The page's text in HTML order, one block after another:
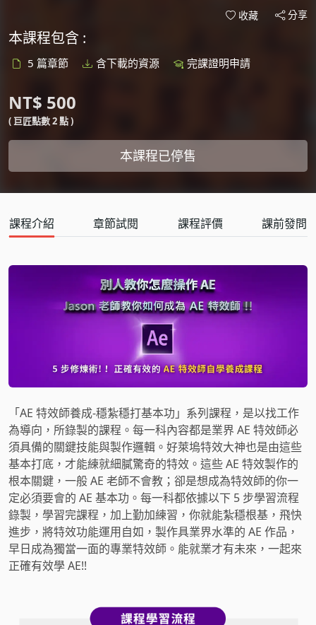
收藏 分享
本課程包含 :
5 篇章節 含下載的資源 完課證明申請
NT$ 500
( 巨匠點數 2 點 )
本課程已停售
課程介紹 章節試閱 課程評價 課前發問
「AE 特效師養成-穩紮穩打基本功」系列課程，是以找工作
為導向，所錄製的課程。每一科內容都是業界 AE 特效師必
須具備的關鍵技能與製作邏輯。好萊塢特效大神也是由這些
基本打底，才能練就細膩驚奇的特效。這些 AE 特效製作的
根本關鍵，一般 AE 老師不會教；卻是想成為特效師的你一
定必須要會的 AE 基本功。每一科都依據以下 5 步學習流程
錄製，學習完課程，加上勤加練習，你就能紮穩根基，飛快
進步，將特效功能運用自如，製作具業界水準的 AE 作品，
早日成為獨當一面的專業特效師。能就業才有未來，一起來
正確有效學 AE!!